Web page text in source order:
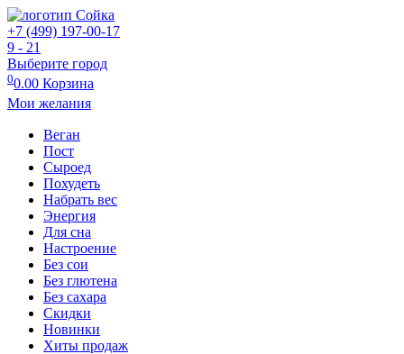
+7 (499) 197-00-17
9 - 21
Выберите город
00.00 Корзина
Мои желания
Веган
Пост
Сыроед
Похудеть
Набрать вес
Энергия
Для сна
Настроение
Без сои
Без глютена
Без сахара
Скидки
Новинки
Хиты продаж